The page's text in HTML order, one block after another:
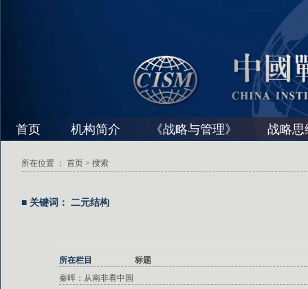
首页 机构简介 《战略与管理》 战略思
所在位置 ： 首页 > 搜索
■ 关键词： 二元结构
所在栏目
标题
秦晖：从南非看中国